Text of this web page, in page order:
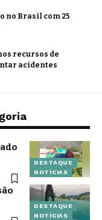
no Brasil com 25
recursos de
acidentes
DESTAQUE
NOTÍCIAS
DESTAQUE
NOTÍCIAS